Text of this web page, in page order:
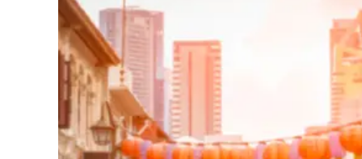
Turquia